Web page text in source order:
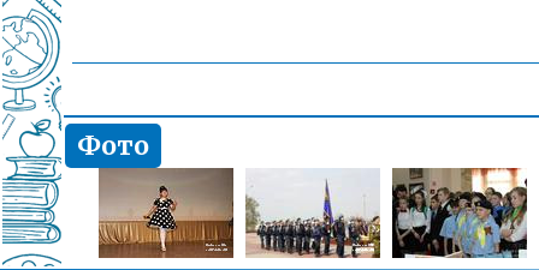
Фото